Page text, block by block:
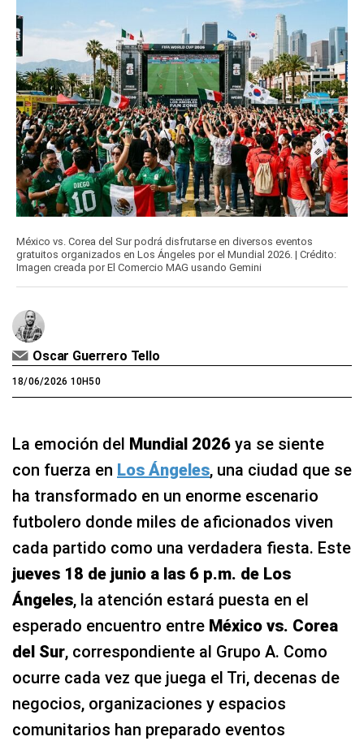
México vs. Corea del Sur podrá disfrutarse en diversos eventos
gratuitos organizados en Los Ángeles por el Mundial 2026. | Crédito:
Imagen creada por El Comercio MAG usando Gemini
Oscar Guerrero Tello
18/06/2026 10H50
La emoción del Mundial 2026 ya se siente
con fuerza en Los Ángeles, una ciudad que se
ha transformado en un enorme escenario
futbolero donde miles de aficionados viven
cada partido como una verdadera fiesta. Este
jueves 18 de junio a las 6 p.m. de Los
Ángeles, la atención estará puesta en el
esperado encuentro entre México vs. Corea
del Sur, correspondiente al Grupo A. Como
ocurre cada vez que juega el Tri, decenas de
negocios, organizaciones y espacios
comunitarios han preparado eventos